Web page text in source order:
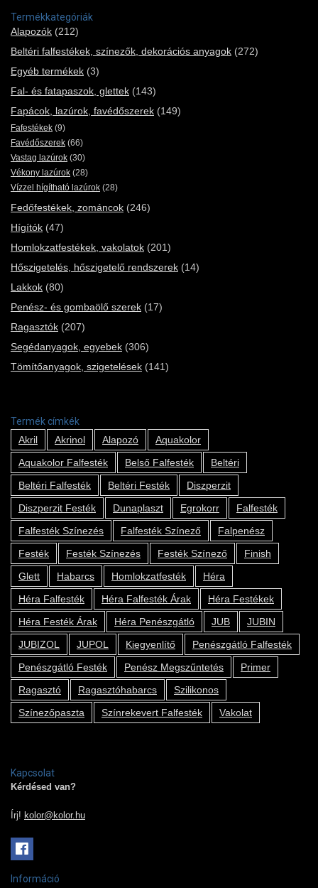
Termékkategóriák
Alapozók (212)
Beltéri falfestékek, színezők, dekorációs anyagok (272)
Egyéb termékek (3)
Fal- és fatapaszok, glettek (143)
Fapácok, lazúrok, favédőszerek (149)
Fafestékek (9)
Favédőszerek (66)
Vastag lazúrok (30)
Vékony lazúrok (28)
Vízzel hígítható lazúrok (28)
Fedőfestékek, zománcok (246)
Hígítók (47)
Homlokzatfestékek, vakolatok (201)
Hőszigetelés, hőszigetelő rendszerek (14)
Lakkok (80)
Penész- és gombaölő szerek (17)
Ragasztók (207)
Segédanyagok, egyebek (306)
Tömítőanyagok, szigetelések (141)
Termék címkék
Akril
Akrinol Alapozó
Aquakolor
Aquakolor Falfesték
Belső Falfesték
Beltéri
Beltéri Falfesték
Beltéri Festék
Diszperzit
Diszperzit Festék
Dunaplaszt Egrokorr
Falfesték
Falfesték Színezés
Falfesték Színező
Falpenész
Festék
Festék Színezés Festék Színező
Finish
Glett
Habarcs Homlokzatfesték
Héra
Héra Falfesték
Héra Falfesték Árak
Héra Festékek
Héra Festék Árak
Héra Penészgátló JUB
JUBIN
JUBIZOL
JUPOL Kiegyenlítő
Penészgátló Falfesték
Penészgátló Festék
Penész Megszűntetés
Primer
Ragasztó
Ragasztóhabarcs
Szilikonos
Színezőpaszta
Színrekevert Falfesték Vakolat
Kapcsolat
Kérdésed van?
Írj! kolor@kolor.hu
Információ